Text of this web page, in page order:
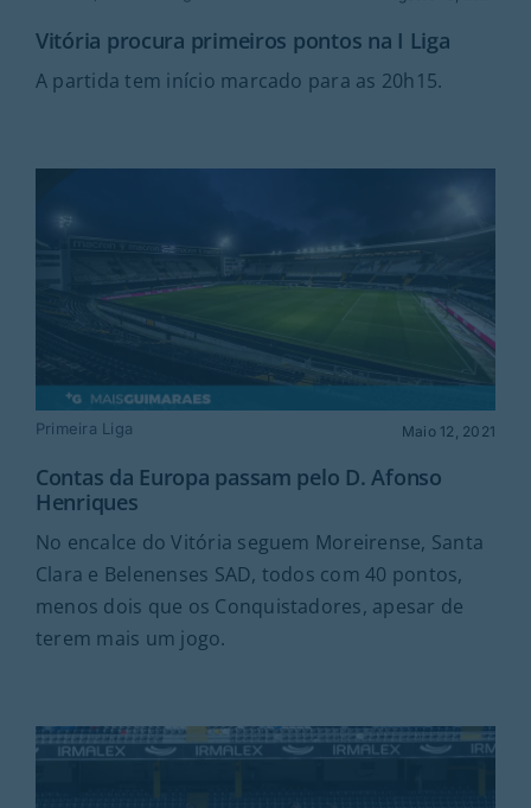
Vitória procura primeiros pontos na I Liga
A partida tem início marcado para as 20h15.
Primeira Liga Maio 12, 2021
Contas da Europa passam pelo D. Afonso
Henriques
No encalce do Vitória seguem Moreirense, Santa
Clara e Belenenses SAD, todos com 40 pontos,
menos dois que os Conquistadores, apesar de
terem mais um jogo.